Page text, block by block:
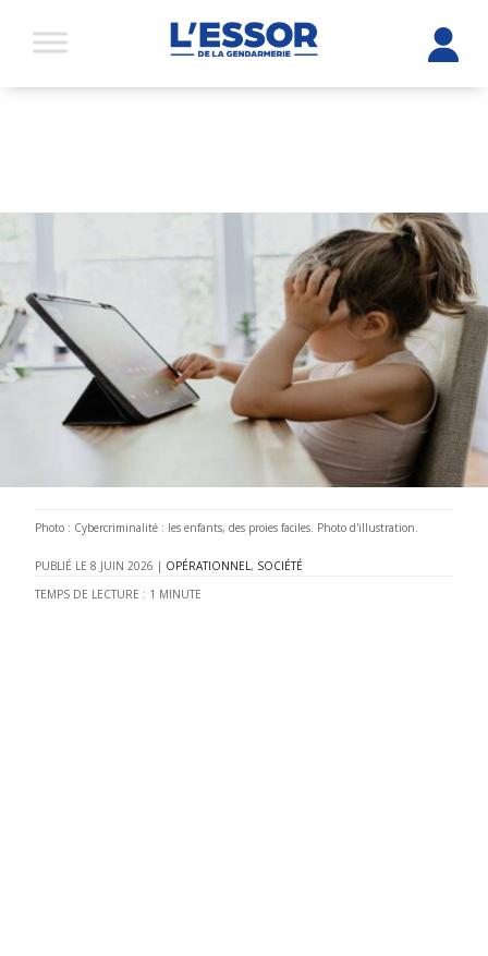
Photo : Cybercriminalité : les enfants, des proies faciles. Photo d'illustration.
8 JUIN 2026 | OPÉRATIONNEL, SOCIÉTÉ
TEMPS DE LECTURE : 1 MINUTE